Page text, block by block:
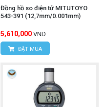
Đồng hồ so điện tử MITUTOYO
543-391 (12,7mm/0.001mm)
5,610,000 VND
ĐẶT MUA